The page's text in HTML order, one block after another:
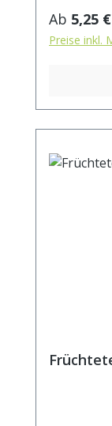
aus
Regulärer
Ab 5,25 €
Preise inkl.